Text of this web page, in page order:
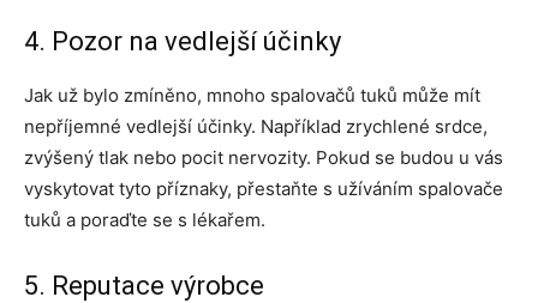
4. Pozor na vedlejší účinky
Jak už bylo zmíněno, mnoho spalovačů tuků může mít
nepříjemné vedlejší účinky. Například zrychlené srdce,
zvýšený tlak nebo pocit nervozity. Pokud se budou u vás
vyskytovat tyto příznaky, přestaňte s užíváním spalovače
tuků a poraďte se s lékařem.
5. Reputace výrobce